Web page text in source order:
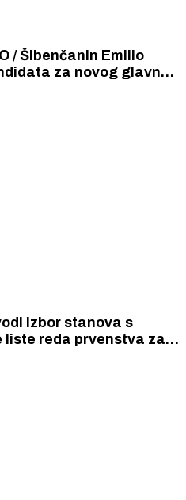
/ Šibenčanin Emilio
za novog glavnog
izbor stanova s
liste reda prvenstva za